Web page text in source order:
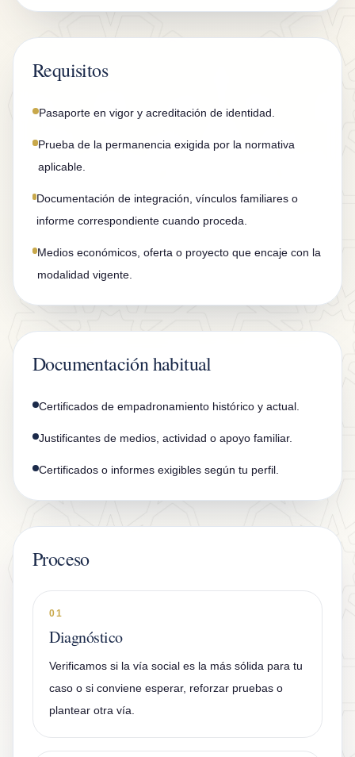
n
t
a
t
o
Requisitos
Pasaporte en vigor y acreditación de identidad.
Prueba de la permanencia exigida por la normativa
aplicable.
Documentación de integración, vínculos familiares o
informe correspondiente cuando proceda.
Medios económicos, oferta o proyecto que encaje con la
modalidad vigente.
Documentación habitual
Certificados de empadronamiento histórico y actual.
Justificantes de medios, actividad o apoyo familiar.
Certificados o informes exigibles según tu perfil.
Proceso
01
Diagnóstico
Verificamos si la vía social es la más sólida para tu
caso o si conviene esperar, reforzar pruebas o
plantear otra vía.